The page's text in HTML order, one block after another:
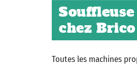
chez
Toutes les machines